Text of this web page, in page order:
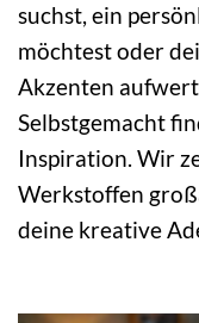
suchst, ein
möchtest oder
Akzenten
Selbstgemacht
Inspiration. Wir
Werkstoffen
deine kreative